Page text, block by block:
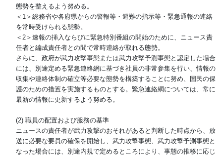
態勢を整えるよう努める。
＜1＞総務省や各府県からの警報等・避難の指示等・緊急通報の連絡
を常時受けられる態勢。
＜2＞速報の挿入ならびに緊急特別番組の開始のために、ニュース責
任者と編成責任者との間で常時連絡が取れる態勢。
さらに、政府が武力攻撃事態または武力攻撃予測事態と認定した場合
には、別途定める緊急連絡網に基づき社員の非常参集を行い、情報の
収集や連絡体制の確立等必要な態勢を構築することに努め、国民の保
護のための措置を実施するものとする。緊急連絡網については、常に
最新の情報に更新するよう努める。
(2) 職員の配置および服務の基準
ニュースの責任者が武力攻撃のおそれがあると判断した時点から、放
送に必要な要員の確保を開始し、武力攻撃事態、武力攻撃予測事態と
なった場合には、別途内規で定めるところにより、事態の推移に応じ